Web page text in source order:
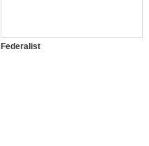
Federalist